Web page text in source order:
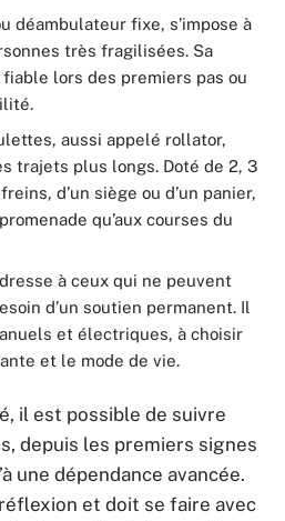
déambulateur fixe, s’impose à
très fragilisées. Sa
lors des premiers pas ou
aussi appelé rollator,
trajets plus longs. Doté de 2, 3
d’un siège ou d’un panier,
qu’aux courses du
à ceux qui ne peuvent
d’un soutien permanent. Il
et électriques, à choisir
et le mode de vie.
il est possible de suivre
depuis les premiers signes
une dépendance avancée.
et doit se faire avec